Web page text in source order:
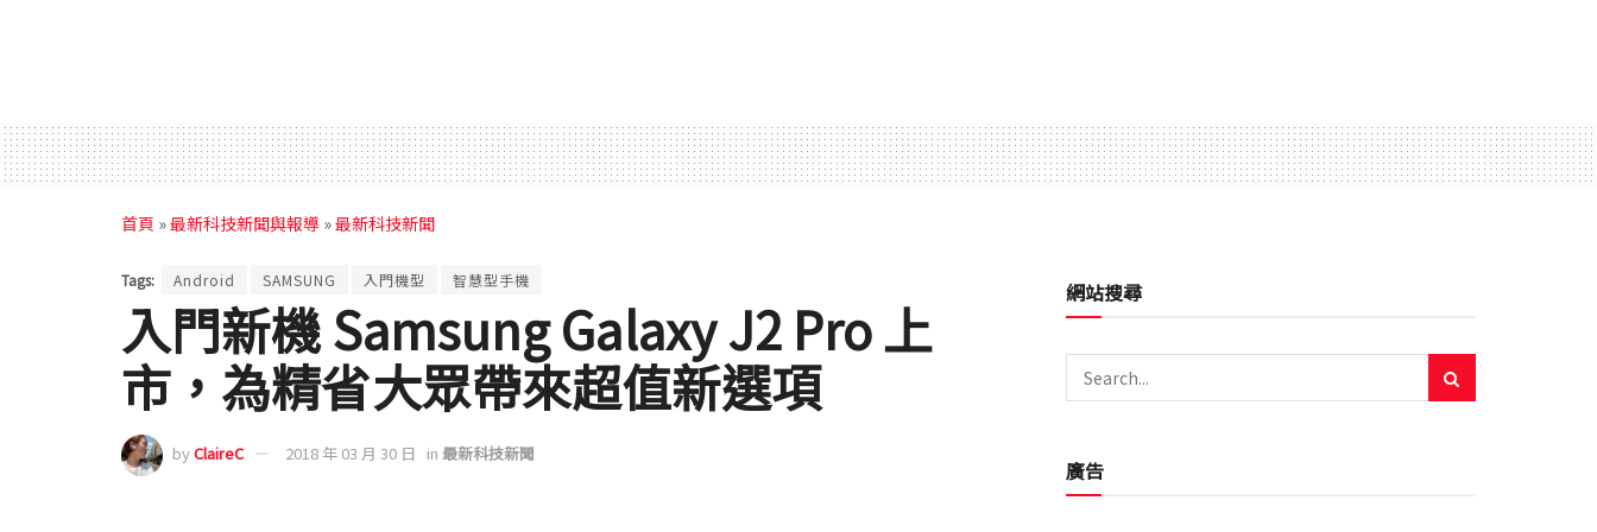
首頁 »最新科技新聞與報導 »最新科技新聞
Tags: Android SAMSUNG 入門機型 智慧型手機
入門新機 Samsung Galaxy J2 Pro 上
市，為精省大眾帶來超值新選項
byClaireC 2018 年 03 月 30 日 in 最新科技新聞
網站搜尋
廣告